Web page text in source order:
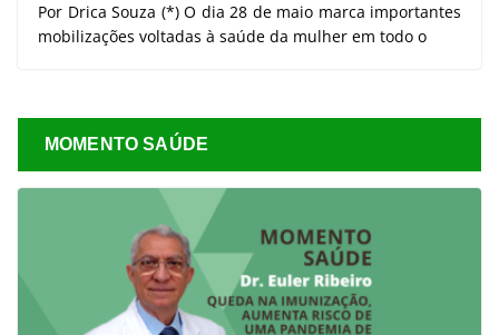
Por Drica Souza (*) O dia 28 de maio marca importantes
mobilizações voltadas à saúde da mulher em todo o
MOMENTO SAÚDE